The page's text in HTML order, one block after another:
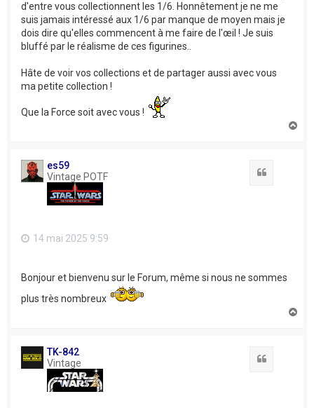
d'entre vous collectionnent les 1/6. Honnêtement je ne me
suis jamais intéressé aux 1/6 par manque de moyen mais je
dois dire qu'elles commencent à me faire de l'œil ! Je suis
bluffé par le réalisme de ces figurines..
Hâte de voir vos collections et de partager aussi avec vous
ma petite collection !
Que la Force soit avec vous !
es59
Vintage POTF
14 mai 2025 9:59
Bonjour et bienvenu sur le Forum, même si nous ne sommes
plus très nombreux
TK-842
Vintage